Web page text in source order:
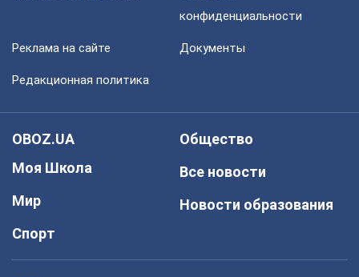
конфиденциальности
Реклама на сайте Документы
Редакционная политика
OBOZ.UA
Моя Школа
Мир
Спорт
Общество
Все новости
Новости образования